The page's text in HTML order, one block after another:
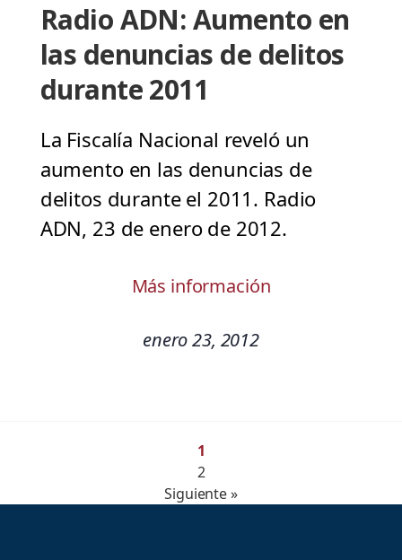
Radio ADN: Aumento en
las denuncias de delitos
durante 2011
La Fiscalía Nacional reveló un
aumento en las denuncias de
delitos durante el 2011. Radio
ADN, 23 de enero de 2012.
Más información
enero 23, 2012
1
2
Siguiente »